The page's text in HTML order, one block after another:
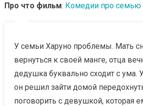
Про что фильм: Комедии про семью
У семьи Харуно проблемы. Мать
вернуться к своей манге, отца
дедушка буквально сходит с ума.
он решил зайти домой
поговорить с девушкой, которая